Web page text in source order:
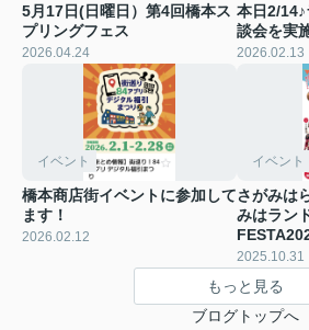
5月17日(日曜日）第4回橋本ス
プリングフェス
2026.04.24
本日2/
談会を実
2026.02.13
イベント
橋本商店街イベントに参加して
ます！
2026.02.12
イベント
さがみは
みはラン
2025.10.31
もっと見る
ブログトップへ